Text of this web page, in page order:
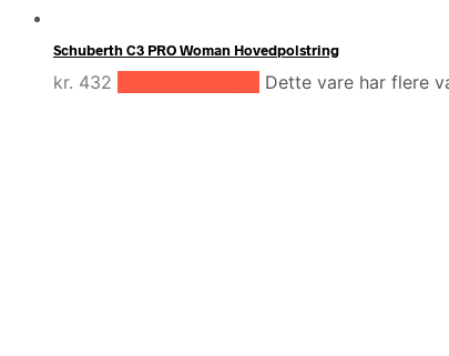
Schuberth C3 PRO Woman Hovedpolstring
kr. 432 Dette vare har flere